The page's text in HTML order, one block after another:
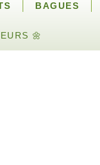
BAGUES
🌼